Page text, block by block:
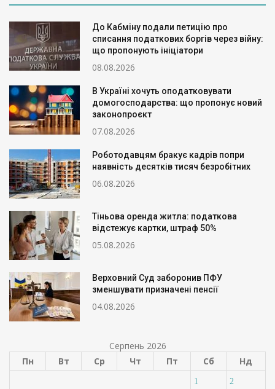
До Кабміну подали петицію про
списання податкових боргів через війну:
що пропонують ініціатори
08.08.2026
В Україні хочуть оподатковувати
домогосподарства: що пропонує новий
законопроєкт
07.08.2026
Роботодавцям бракує кадрів попри
наявність десятків тисяч безробітних
06.08.2026
Тіньова оренда житла: податкова
відстежує картки, штраф 50%
05.08.2026
Верховний Суд заборонив ПФУ
зменшувати призначені пенсії
04.08.2026
Серпень 2026
Пн
Вт Ср Чт Пт Сб Нд
1 2